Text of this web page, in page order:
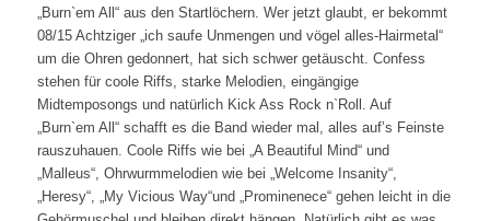
„Burn`em All“ aus den Startlöchern. Wer jetzt glaubt, er bekommt
08/15 Achtziger „ich saufe Unmengen und vögel alles-Hairmetal“
um die Ohren gedonnert, hat sich schwer getäuscht. Confess
stehen für coole Riffs, starke Melodien, eingängige
Midtemposongs und natürlich Kick Ass Rock n`Roll. Auf
„Burn`em All“ schafft es die Band wieder mal, alles auf’s Feinste
rauszuhauen. Coole Riffs wie bei „A Beautiful Mind“ und
„Malleus“, Ohrwurmmelodien wie bei „Welcome Insanity“,
„Heresy“, „My Vicious Way“und „Prominenece“ gehen leicht in die